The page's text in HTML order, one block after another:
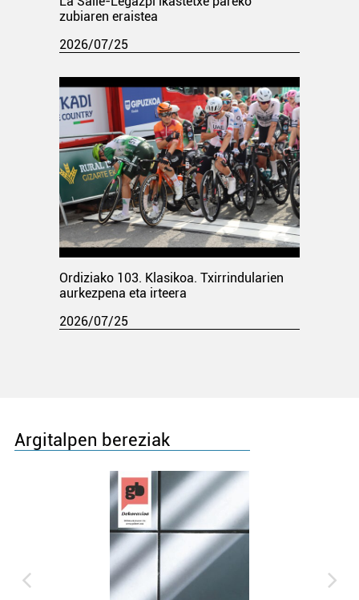
zubiaren eraistea
2026/07/25
Ordiziako 103. Klasikoa. Txirrindularien
aurkezpena eta irteera
2026/07/25
Argitalpen bereziak